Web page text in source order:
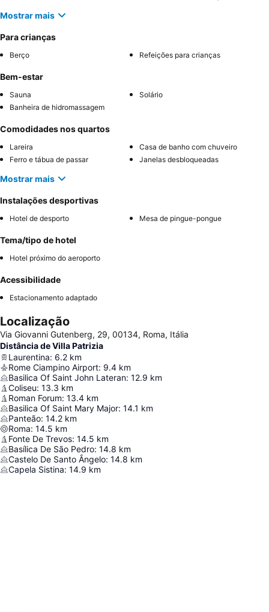
Mostrar mais
Para crianças
Berço Refeições para crianças
Bem-estar
Sauna
Solário
Banheira de hidromassagem
Comodidades nos quartos
Lareira
Casa de banho com chuveiro
Ferro e tábua de passar
Janelas desbloqueadas
Mostrar mais
Instalações desportivas
Hotel de desporto Mesa de pingue-pongue
Tema/tipo de hotel
Hotel próximo do aeroporto
Acessibilidade
Estacionamento adaptado
Localização
Via Giovanni Gutenberg, 29, 00134, Roma, Itália
Distância de Villa Patrizia
Laurentina: 6.2 km
Rome Ciampino Airport: 9.4 km
Basilica Of Saint John Lateran: 12.9 km
Coliseu: 13.3 km
Roman Forum: 13.4 km
Basilica Of Saint Mary Major: 14.1 km
Panteão: 14.2 km
Roma: 14.5 km
Fonte De Trevos: 14.5 km
Basílica De São Pedro: 14.8 km
Castelo De Santo Ângelo: 14.8 km
Capela Sistina: 14.9 km